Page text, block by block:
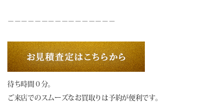
－－－－－－－－－－－－－－－－
待ち時間０分。
ご来店でのスムーズなお買取りは予約が便利です。